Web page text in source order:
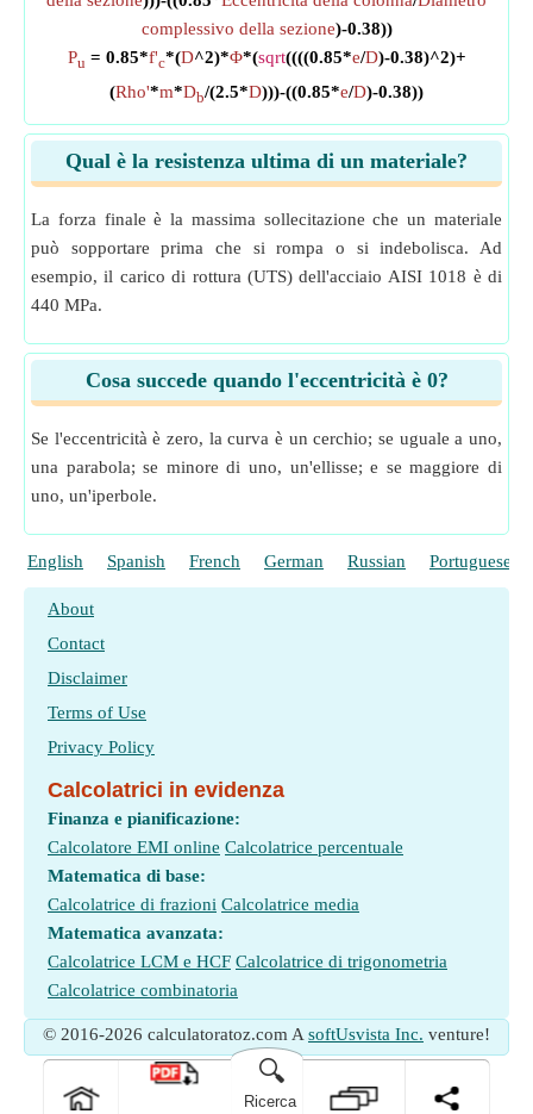
complessivo della sezione)-0.38))
Pu = 0.85*f'c*(D^2)*Φ*(sqrt((((0.85*e/D)-0.38)^2)+
(Rho'*m*Db/(2.5*D)))-((0.85*e/D)-0.38))
Qual è la resistenza ultima di un materiale?
La forza finale è la massima sollecitazione che un materiale
può sopportare prima che si rompa o si indebolisca. Ad
esempio, il carico di rottura (UTS) dell'acciaio AISI 1018 è di
440 MPa.
Cosa succede quando l'eccentricità è 0?
Se l'eccentricità è zero, la curva è un cerchio; se uguale a uno,
una parabola; se minore di uno, un'ellisse; e se maggiore di
uno, un'iperbole.
English Spanish French German Russian Portuguese
About
Contact
Disclaimer
Terms of Use
Privacy Policy
Calcolatrici in evidenza
Finanza e pianificazione:
Calcolatore EMI online Calcolatrice percentuale
Matematica di base:
Calcolatrice di frazioni Calcolatrice media
Matematica avanzata:
Calcolatrice LCM e HCF Calcolatrice di trigonometria
Calcolatrice combinatoria
© 2016-2026 calculatoratoz.com A softUsvista Inc. venture!
🔍
Ricerca